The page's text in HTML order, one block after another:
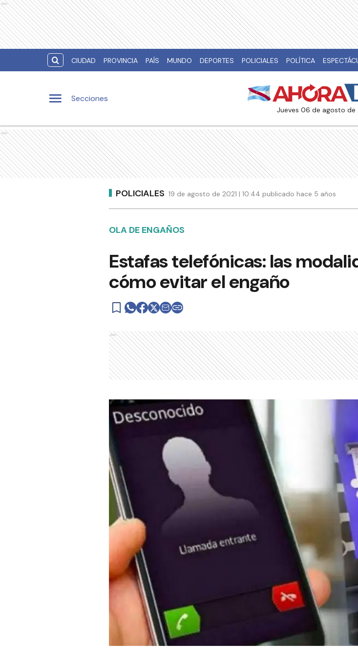
Ads
CIUDAD PROVINCIA PAÍS MUNDO DEPORTES POLICIALES POLÍTICA
Secciones
jueves 06 de agosto de
Ads
POLICIALES 19 de agosto de 2021 | 10:44 publicado hace 5 años
OLA DE ENGAÑOS
Estafas telefónicas: las
cómo evitar el engaño
Ads